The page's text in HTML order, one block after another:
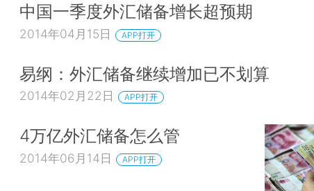
中国一季度外汇储备增长超预期
2014年04月15日 APP打开
易纲：外汇储备继续增加已不划算
2014年02月22日 APP打开
4万亿外汇储备怎么管
2014年06月14日 APP打开